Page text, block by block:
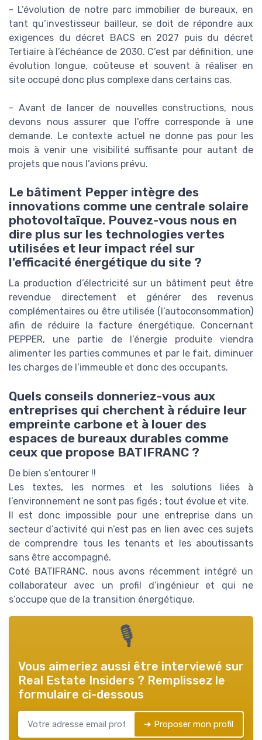
- L’évolution de notre parc immobilier de bureaux, en
tant qu’investisseur bailleur, se doit de répondre aux
exigences du décret BACS en 2027 puis du décret
Tertiaire à l’échéance de 2030. C’est par définition, une
évolution longue, coûteuse et souvent à réaliser en
site occupé donc plus complexe dans certains cas.
- Avant de lancer de nouvelles constructions, nous
devons nous assurer que l’offre corresponde à une
demande. Le contexte actuel ne donne pas pour les
mois à venir une visibilité suffisante pour autant de
projets que nous l’avions prévu.
Le bâtiment Pepper intègre des
innovations comme une centrale solaire
photovoltaïque. Pouvez-vous nous en
dire plus sur les technologies vertes
utilisées et leur impact réel sur
l'efficacité énergétique du site ?
La production d’électricité sur un bâtiment peut être
revendue directement et générer des revenus
complémentaires ou être utilisée (l’autoconsommation)
afin de réduire la facture énergétique. Concernant
PEPPER, une partie de l’énergie produite viendra
alimenter les parties communes et par le fait, diminuer
les charges de l’immeuble et donc des occupants.
Quels conseils donneriez-vous aux
entreprises qui cherchent à réduire leur
empreinte carbone et à louer des
espaces de bureaux durables comme
ceux que propose BATIFRANC ?
De bien s’entourer !!
Les textes, les normes et les solutions liées à
l’environnement ne sont pas figés ; tout évolue et vite.
Il est donc impossible pour une entreprise dans un
secteur d’activité qui n’est pas en lien avec ces sujets
de comprendre tous les tenants et les aboutissants
sans être accompagné.
Coté BATIFRANC, nous avons récemment intégré un
collaborateur avec un profil d’ingénieur et qui ne
s’occupe que de la transition énergétique.
🎙
Vous aimeriez aussi être interviewé sur
Real Estate Insiders ? Remplissez le
formulaire ci-dessous
➔ Proposer mon profil